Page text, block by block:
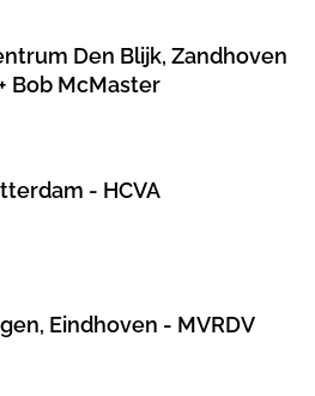
Den Blijk, Zandhoven
Bob McMaster
- HCVA
Eindhoven - MVRDV